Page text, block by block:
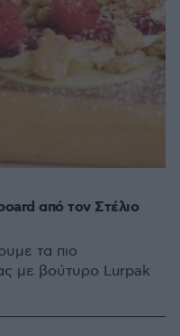
από τον Στέλιο
τα πιο
με βούτυρο Lurpak